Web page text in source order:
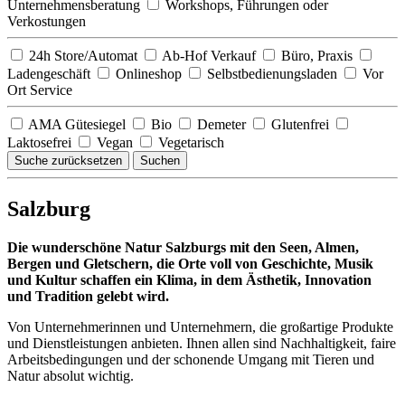
Unternehmensberatung
Workshops, Führungen oder
Verkostungen
24h Store/Automat Ab-Hof Verkauf
Büro, Praxis
Ladengeschäft
Onlineshop Selbstbedienungsladen
Vor
Ort Service
AMA Gütesiegel Bio Demeter
Glutenfrei
Laktosefrei
Vegan Vegetarisch
Suche zurücksetzen Suchen
Salzburg
Die wunderschöne Natur Salzburgs mit den Seen, Almen,
Bergen und Gletschern, die Orte voll von Geschichte, Musik
und Kultur schaffen ein Klima, in dem Ästhetik, Innovation
und Tradition gelebt wird.
Von Unternehmerinnen und Unternehmern, die großartige Produkte
und Dienstleistungen anbieten. Ihnen allen sind Nachhaltigkeit, faire
Arbeitsbedingungen und der schonende Umgang mit Tieren und
Natur absolut wichtig.